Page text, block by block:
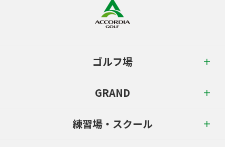
ゴルフ場
GRAND
練習場・スクール